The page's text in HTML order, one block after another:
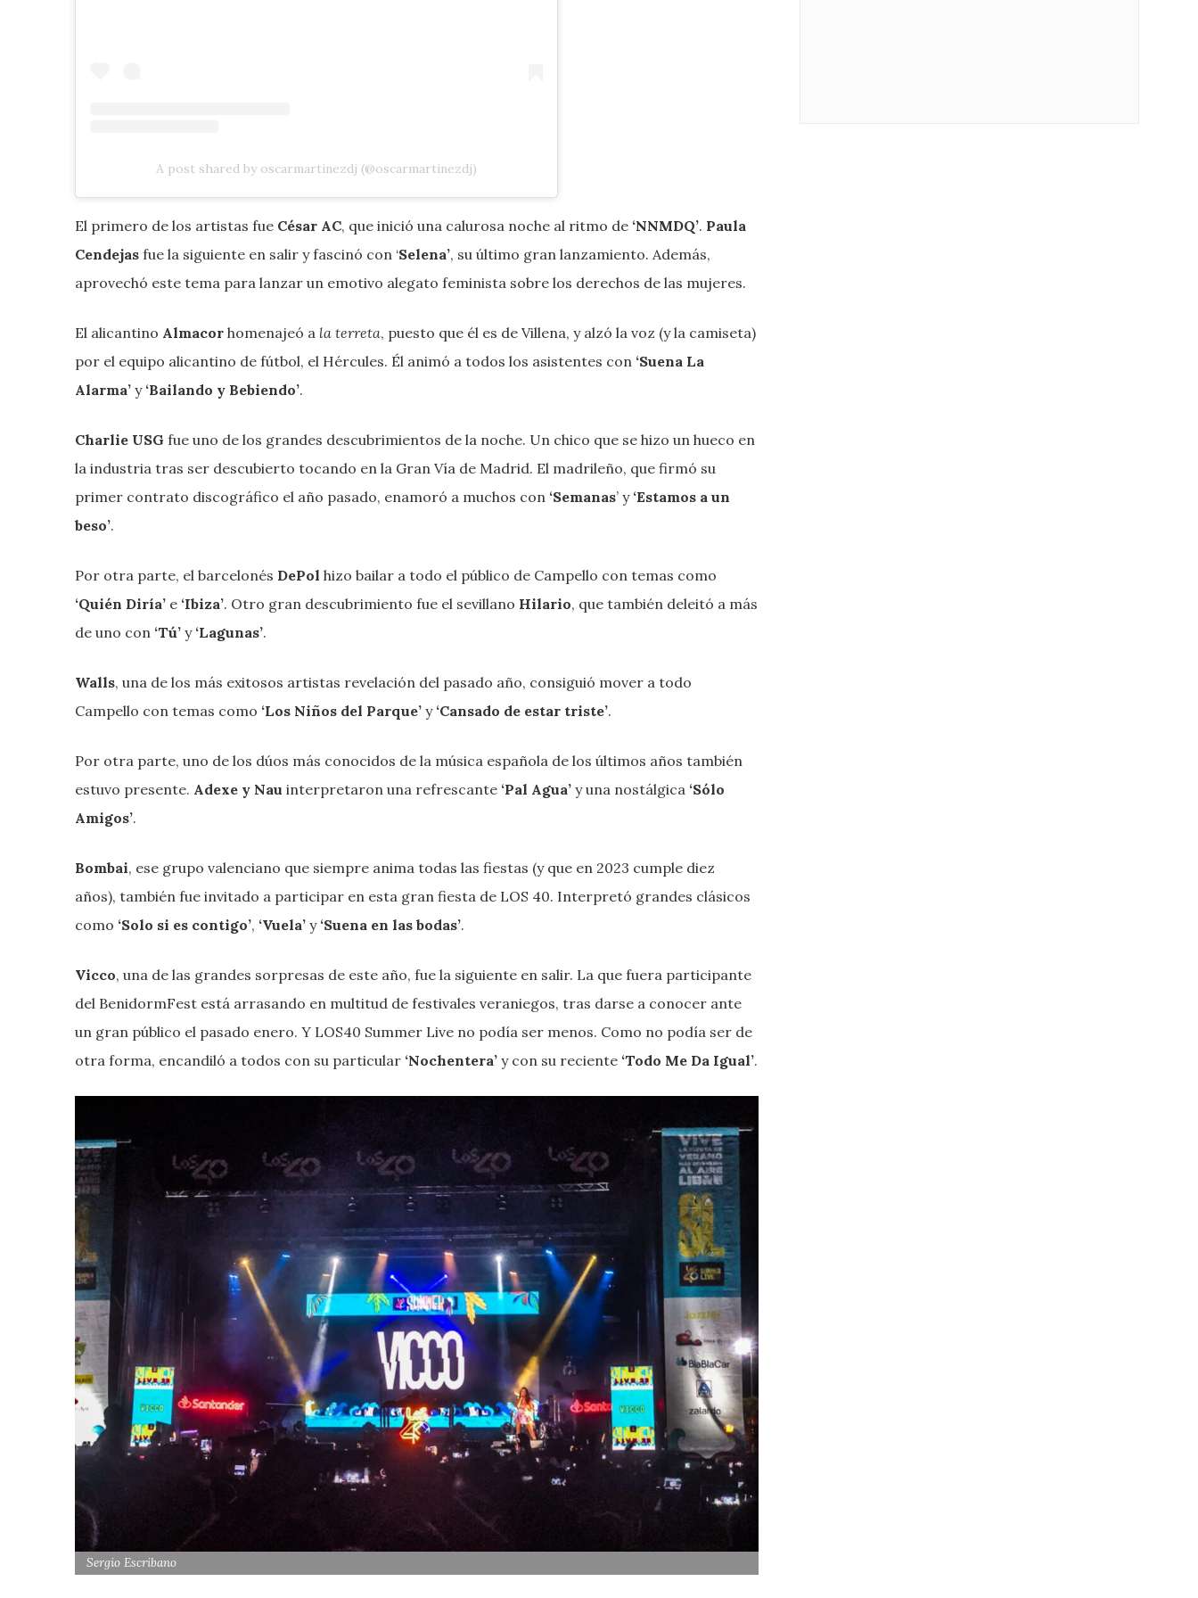
A post shared by oscarmartinezdj (@oscarmartinezdj)
El primero de los artistas fue César AC, que inició una calurosa noche al ritmo de ‘NNMDQ’. Paula
Cendejas fue la siguiente en salir y fascinó con ‘Selena’, su último gran lanzamiento. Además,
aprovechó este tema para lanzar un emotivo alegato feminista sobre los derechos de las mujeres.
El alicantino Almacor homenajeó a la terreta, puesto que él es de Villena, y alzó la voz (y la camiseta)
por el equipo alicantino de fútbol, el Hércules. Él animó a todos los asistentes con ‘Suena La
Alarma’ y‘Bailando y Bebiendo’.
Charlie USG fue uno de los grandes descubrimientos de la noche. Un chico que se hizo un hueco en
la industria tras ser descubierto tocando en la Gran Vía de Madrid. El madrileño, que firmó su
primer contrato discográfico el año pasado, enamoró a muchos con ‘Semanas’ y‘Estamos a un
beso’.
Por otra parte, el barcelonés DePol hizo bailar a todo el público de Campello con temas como
‘Quién Diría’ e ‘Ibiza’. Otro gran descubrimiento fue el sevillano Hilario, que también deleitó a más
de uno con ‘Tú’ y ‘Lagunas’.
Walls, una de los más exitosos artistas revelación del pasado año, consiguió mover a todo
Campello con temas como ‘Los Niños del Parque’ y ‘Cansado de estar triste’.
Por otra parte, uno de los dúos más conocidos de la música española de los últimos años también
estuvo presente. Adexe y Nau interpretaron una refrescante ‘Pal Agua’ y una nostálgica ‘Sólo
Amigos’.
Bombai, ese grupo valenciano que siempre anima todas las fiestas (y que en 2023 cumple diez
años), también fue invitado a participar en esta gran fiesta de LOS 40. Interpretó grandes clásicos
como ‘Solo si es contigo’, ‘Vuela’ y‘Suena en las bodas’.
Vicco, una de las grandes sorpresas de este año, fue la siguiente en salir. La que fuera participante
del BenidormFest está arrasando en multitud de festivales veraniegos, tras darse a conocer ante
un gran público el pasado enero. Y LOS40 Summer Live no podía ser menos. Como no podía ser de
otra forma, encandiló a todos con su particular ‘Nochentera’ y con su reciente ‘Todo Me Da Igual’.
Sergio Escribano